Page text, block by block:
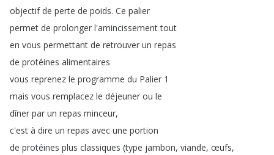
objectif de perte de poids. Ce palier
permet de prolonger l'amincissement tout
en vous permettant de retrouver un repas
de protéines alimentaires
vous reprenez le programme du Palier 1
mais vous remplacez le déjeuner ou le
dîner par un repas minceur,
c'est à dire un repas avec une portion
de protéines plus classiques (type jambon, viande, œufs,